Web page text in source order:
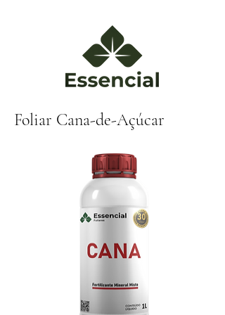
Foliar Cana-de-Açúcar